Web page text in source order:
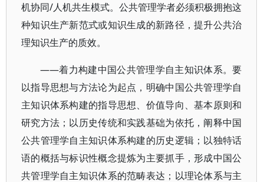
机协同/人机共生模式。公共管理学者必须积极拥抱这
种知识生产新范式或知识生成的新路径，提升公共治
理知识生产的质效。
——着力构建中国公共管理学自主知识体系。要
以指导思想与方法论为起点，明确中国公共管理学自
主知识体系构建的指导思想、价值导向、基本原则和
研究方法；以历史传统和实践基础为依托，阐释中国
公共管理学自主知识体系构建的历史逻辑；以独特话
语的概括与标识性概念提炼为主要抓手，形成中国公
共管理学自主知识体系的范畴表达；以理论体系与主